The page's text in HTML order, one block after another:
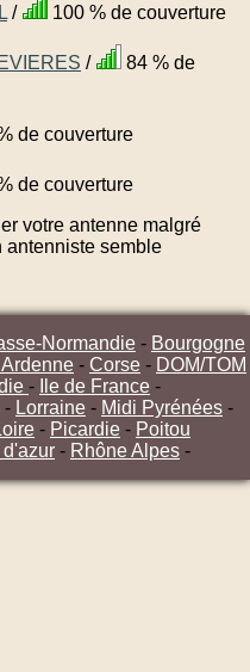
/ 100 % de couverture
/
84 % de
de couverture
de couverture
votre antenne malgré
antenniste semble
Normandie - Bourgogne
- Corse - DOM/TOM
- Ile de France -
- Lorraine - Midi Pyrénées -
- Picardie - Poitou
d'azur - Rhône Alpes -